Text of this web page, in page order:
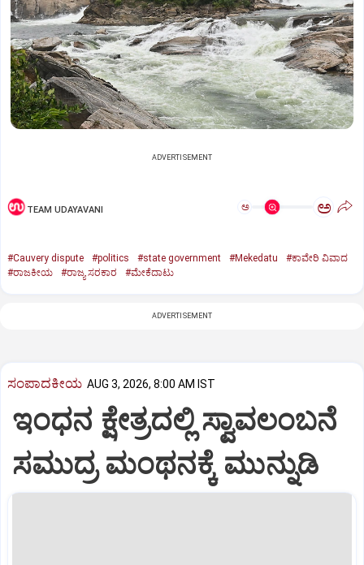
ADVERTISEMENT
TEAM UDAYAVANI ಅ ಅ
#Cauvery dispute #politics #state government #Mekedatu
#ಕಾವೇರಿ ವಿವಾದ
#ರಾಜಕೀಯ
#ರಾಜ್ಯ ಸರಕಾರ #ಮೇಕೆದಾಟು
ADVERTISEMENT
ಸಂಪಾದಕೀಯ AUG 3, 2026, 8:00 AM IST
ಇಂಧನ ಕ್ಷೇತ್ರದಲ್ಲಿ ಸ್ವಾವಲಂಬನೆ
ಸಮುದ್ರ ಮಂಥನಕ್ಕೆ ಮುನ್ನುಡಿ